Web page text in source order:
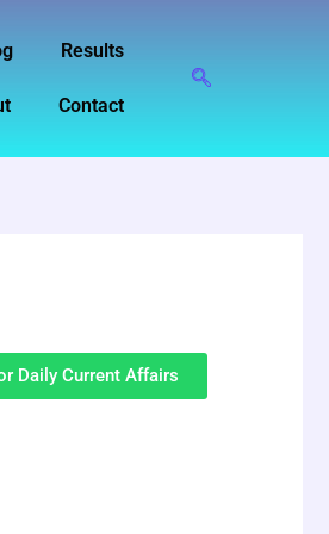
Results
Contact
Daily Current Affairs